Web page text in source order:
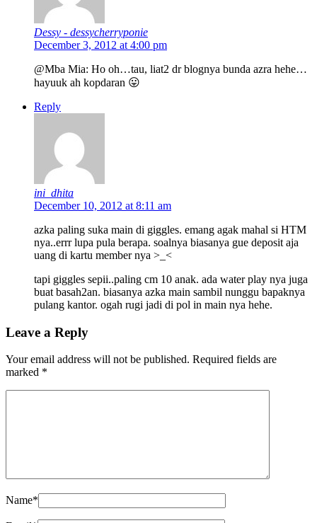
Dessy - dessycherryponie
December 3, 2012 at 4:00 pm
@Mba Mia: Ho oh…tau, liat2 dr blognya bunda azra hehe…
hayuuk ah kopdaran 😛
Reply
ini_dhita
December 10, 2012 at 8:11 am
azka paling suka main di giggles. emang agak mahal si HTM
nya..errr lupa pula berapa. soalnya biasanya gue deposit aja
uang di kartu member nya >_<
tapi giggles sepii..paling cm 10 anak. ada water play nya juga
buat basah2an. biasanya azka main sambil nunggu bapaknya
pulang kantor. ogah rugi jadi di pol in main nya hehe.
Leave a Reply
Your email address will not be published. Required fields are
marked *
Name*